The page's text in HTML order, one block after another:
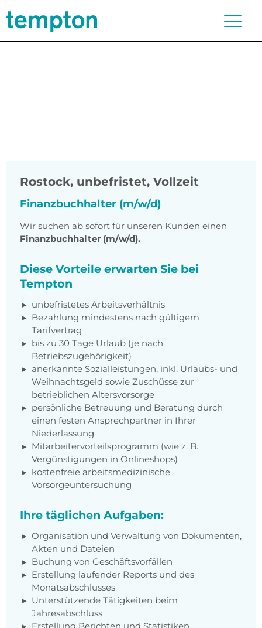
Rostock, unbefristet, Vollzeit
Finanzbuchhalter (m/w/d)
Wir suchen ab sofort für unseren Kunden einen
Finanzbuchhalter (m/w/d).
Diese Vorteile erwarten Sie bei
Tempton
unbefristetes Arbeitsverhältnis
Bezahlung mindestens nach gültigem
Tarifvertrag
bis zu 30 Tage Urlaub (je nach
Betriebszugehörigkeit)
anerkannte Sozialleistungen, inkl. Urlaubs- und
Weihnachtsgeld sowie Zuschüsse zur
betrieblichen Altersvorsorge
persönliche Betreuung und Beratung durch
einen festen Ansprechpartner in Ihrer
Niederlassung
Mitarbeitervorteilsprogramm (wie z. B.
Vergünstigungen in Onlineshops)
kostenfreie arbeitsmedizinische
Vorsorgeuntersuchung
Ihre täglichen Aufgaben:
Organisation und Verwaltung von Dokumenten,
Akten und Dateien
Buchung von Geschäftsvorfällen
Erstellung laufender Reports und des
Monatsabschlusses
Unterstützende Tätigkeiten beim
Jahresabschluss